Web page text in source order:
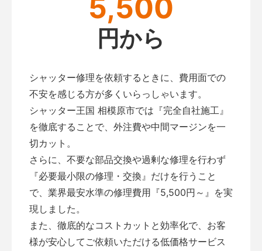
5,500
円から
シャッター修理を依頼するときに、費用面での
不安を感じる方が多くいらっしゃいます。
シャッター王国 相模原市では『完全自社施工』
を徹底することで、外注費や中間マージンを一
切カット。
さらに、不要な部品交換や過剰な修理を行わず
『必要最小限の修理・交換』だけを行うこと
で、業界最安水準の修理費用『5,500円～』を実
現しました。
また、徹底的なコストカットと効率化で、お客
様が安心してご依頼いただける低価格サービス